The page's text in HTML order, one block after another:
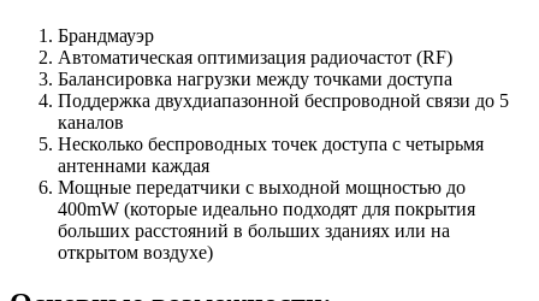
Брандмауэр
Автоматическая оптимизация радиочастот (RF)
Балансировка нагрузки между точками доступа
Поддержка двухдиапазонной беспроводной связи до 5
каналов
Несколько беспроводных точек доступа с четырьмя
антеннами каждая
Мощные передатчики с выходной мощностью до
400mW (которые идеально подходят для покрытия
больших расстояний в больших зданиях или на
открытом воздухе)